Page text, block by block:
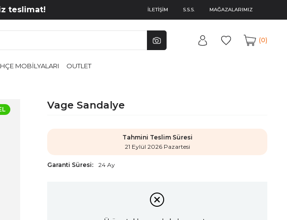
teslimat! İLETİŞİM S.S.S. MAĞAZALARIMIZ
0
MOBİLYALARI OUTLET
Vage Sandalye
Tahmini Teslim Süresi
21 Eylül 2026 Pazartesi
Garanti Süresi: 24 Ay